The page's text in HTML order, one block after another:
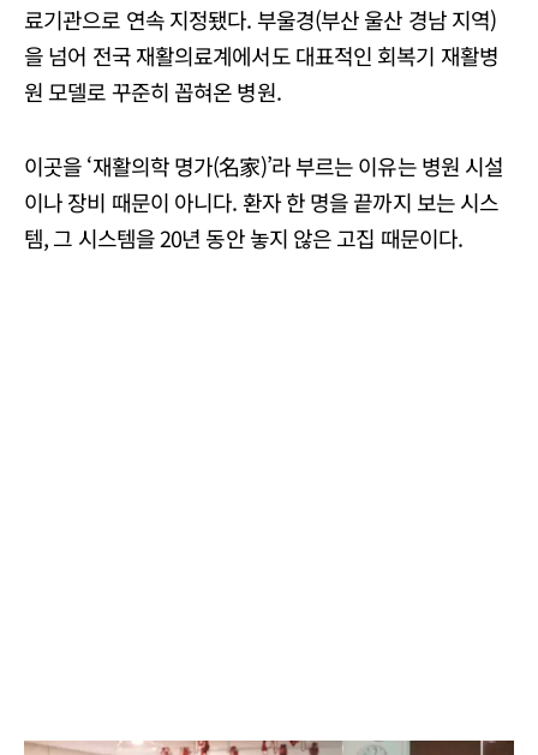
료기관으로 연속 지정됐다. 부울경(부산 울산 경남 지역)
을 넘어 전국 재활의료계에서도 대표적인 회복기 재활병
원 모델로 꾸준히 꼽혀온 병원.
이곳을 ‘재활의학 명가(名家)’라 부르는 이유는 병원 시설
이나 장비 때문이 아니다. 환자 한 명을 끝까지 보는 시스
템, 그 시스템을 20년 동안 놓지 않은 고집 때문이다.